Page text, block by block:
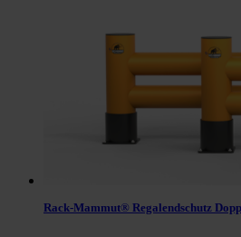
Rack-Mammut® Regalendschutz